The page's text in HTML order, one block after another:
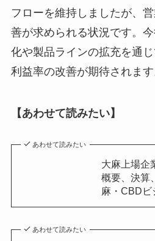
フローを維持しましたが、
善が求められる状況です。
化や製品ラインの拡充を通
利益率の改善が期待されます
【あわせて読みたい】
あわせて読みたい
大麻上場企
概要、決算
麻・CBDビ
あわせて読みたい